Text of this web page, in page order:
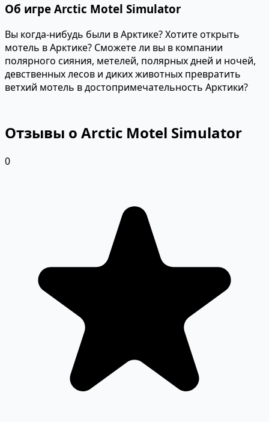
Об игре Arctic Motel Simulator
Вы когда-нибудь были в Арктике? Хотите открыть
мотель в Арктике? Сможете ли вы в компании
полярного сияния, метелей, полярных дней и ночей,
девственных лесов и диких животных превратить
ветхий мотель в достопримечательность Арктики?
Отзывы о Arctic Motel Simulator
0